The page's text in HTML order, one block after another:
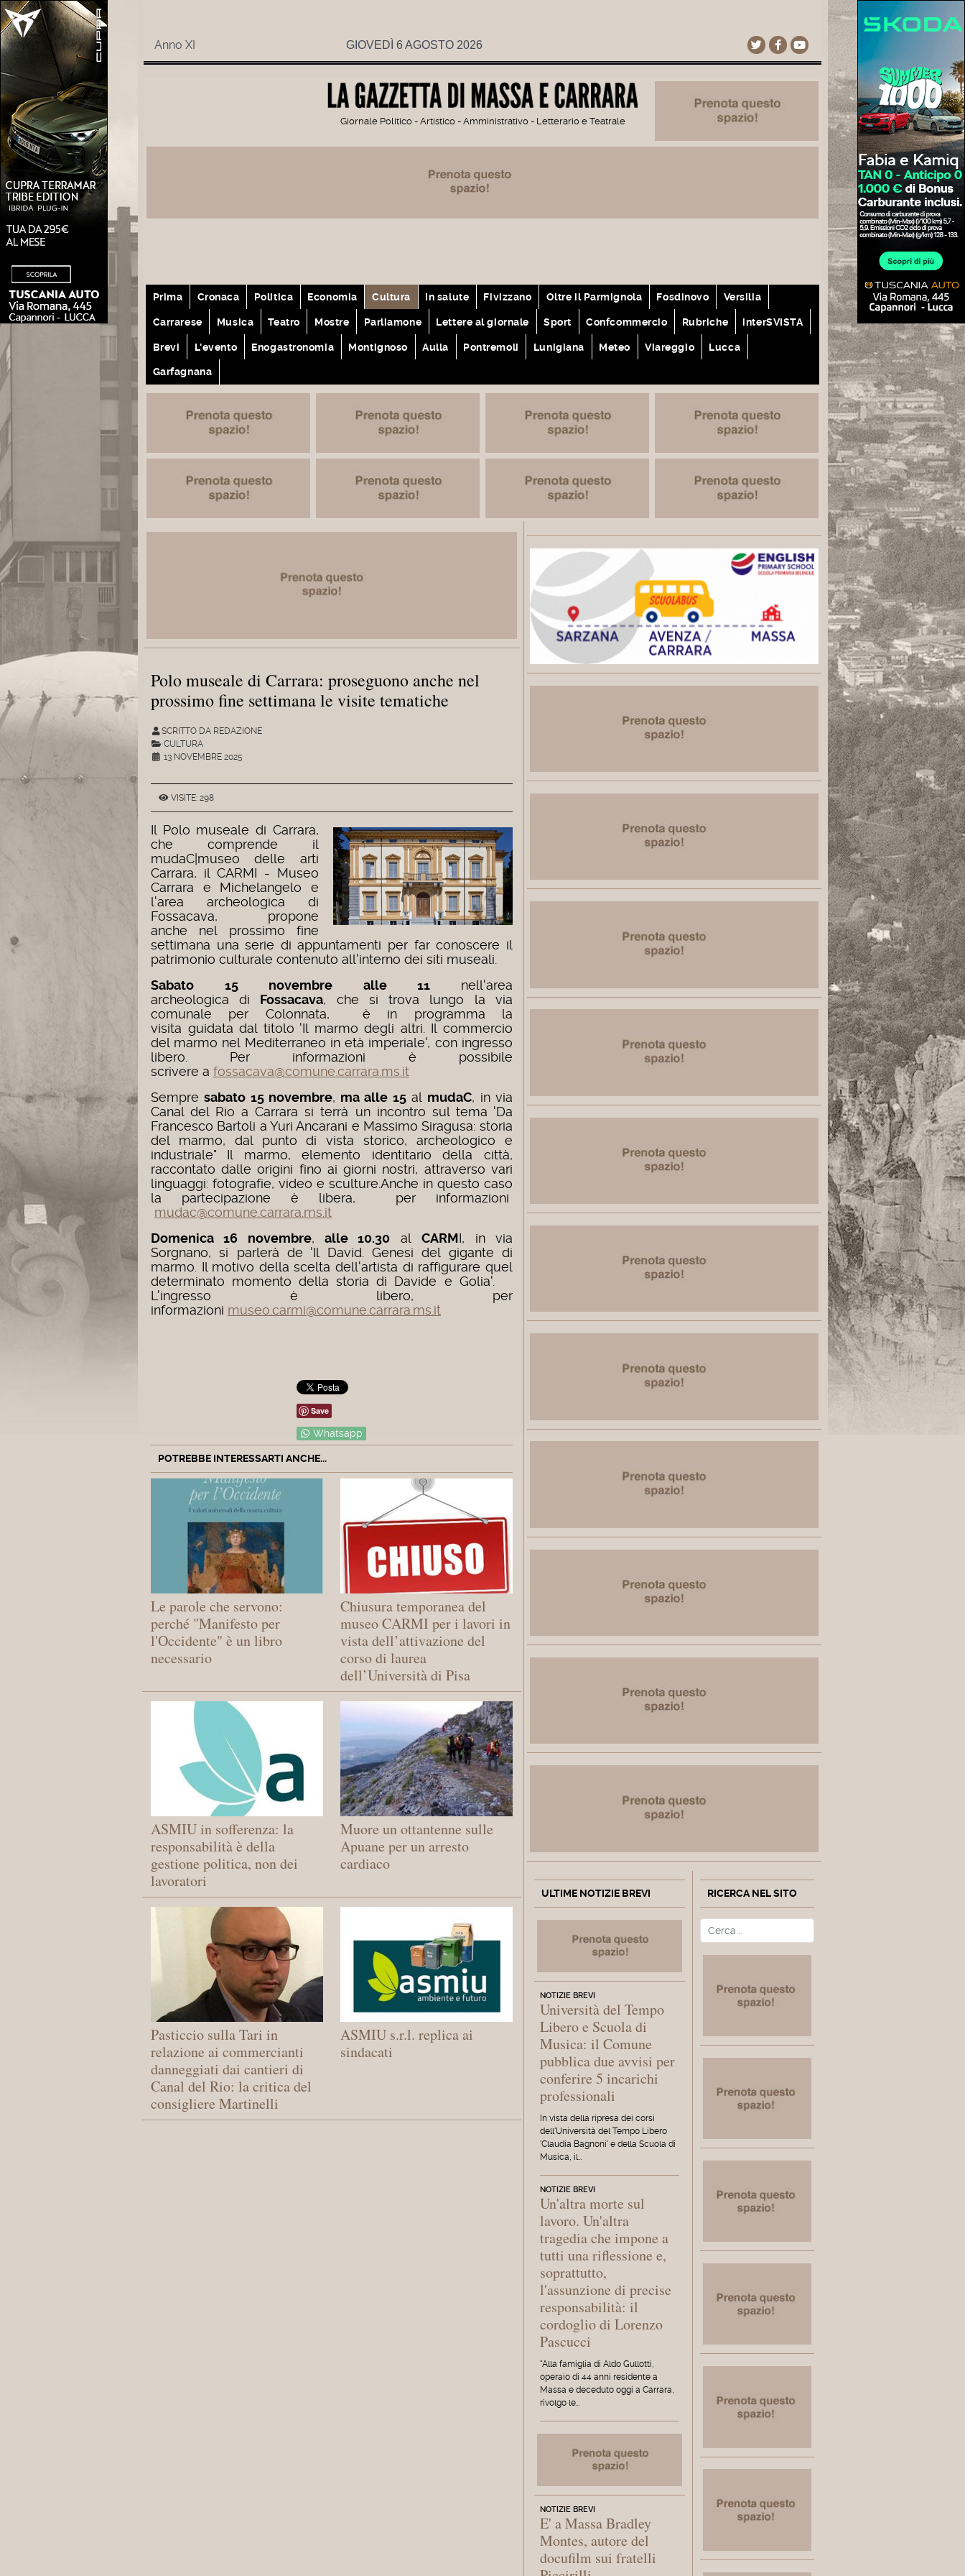
Anno XI GIOVEDÌ 6 AGOSTO 2026
Giornale Politico - Artistico - Amministrativo - Letterario e Teatrale
Prima Cronaca Politica Economia Cultura In salute Fivizzano Oltre il Parmignola Fosdinovo Versilia
Carrarese Musica Teatro Mostre Parliamone Lettere al giornale Sport Confcommercio Rubriche interSVISTA
Brevi L'evento Enogastronomia Montignoso Aulla Pontremoli Lunigiana Meteo Viareggio Lucca
Garfagnana
Polo museale di Carrara: proseguono anche nel
prossimo fine settimana le visite tematiche
SCRITTO DA REDAZIONE
CULTURA
13 NOVEMBRE 2025
VISITE: 298
Il Polo museale di Carrara,
che comprende il
mudaC|museo delle arti
Carrara, il CARMI - Museo
Carrara e Michelangelo e
l'area archeologica di
Fossacava, propone
anche nel prossimo fine
settimana una serie di appuntamenti per far conoscere il
patrimonio culturale contenuto all'interno dei siti museali.
Sabato 15novembre alle 11 nell'area
archeologica di Fossacava, che si trova lungo la via
comunale per Colonnata, è in programma la
visita guidata dal titolo 'Il marmo degli altri. Il commercio
del marmo nel Mediterraneo in età imperiale', con ingresso
libero. Per informazioni è possibile
scrivere a fossacava@comune.carrara.ms.it
Sempresabato 15novembre, ma alle 15al mudaC, in via
Canal del Rio a Carrara si terrà un incontro sul tema 'Da
Francesco Bartoli a Yuri Ancarani e Massimo Siragusa: storia
del marmo, dal punto di vista storico, archeologico e
industriale" Il marmo, elemento identitario della città,
raccontato dalle origini fino ai giorni nostri, attraverso vari
linguaggi: fotografie, video e sculture.Anche in questo caso
la partecipazione è libera, per informazioni
mudac@comune.carrara.ms.it
Domenica16 novembre,alle 10.30 alCARMI, in via
Sorgnano, si parlerà de 'Il David. Genesi del gigante di
marmo. Il motivo della scelta dell'artista di raffigurare quel
determinato momento della storia di Davide e Golia'.
L'ingresso è libero, per
informazioni museo.carmi@comune.carrara.ms.it
Save
Whatsapp
POTREBBE INTERESSARTI ANCHE...
Le parole che servono:
perché "Manifesto per
l'Occidente" è un libro
necessario
Chiusura temporanea del
museo CARMI per i lavori in
vista dell’attivazione del
corso di laurea
dell’Università di Pisa
ASMIU in sofferenza: la
responsabilità è della
gestione politica, non dei
lavoratori
Muore un ottantenne sulle
Apuane per un arresto
cardiaco
Pasticcio sulla Tari in
relazione ai commercianti
danneggiati dai cantieri di
Canal del Rio: la critica del
consigliere Martinelli
ASMIU s.r.l. replica ai
sindacati
ULTIME NOTIZIE BREVI
NOTIZIE BREVI
Università del Tempo
Libero e Scuola di
Musica: il Comune
pubblica due avvisi per
conferire 5 incarichi
professionali
In vista della ripresa dei corsi
dell'Università del Tempo Libero
'Claudia Bagnoni' e della Scuola di
Musica, il…
NOTIZIE BREVI
Un'altra morte sul
lavoro. Un'altra
tragedia che impone a
tutti una riflessione e,
soprattutto,
l'assunzione di precise
responsabilità: il
cordoglio di Lorenzo
Pascucci
"Alla famiglia di Aldo Gullotti,
operaio di 44 anni residente a
Massa e deceduto oggi a Carrara,
rivolgo le…
NOTIZIE BREVI
E' a Massa Bradley
Montes, autore del
docufilm sui fratelli
RICERCA NEL SITO
Cerca Type 2 or more characters